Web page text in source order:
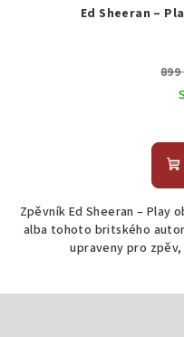
Ed Sheeran –
Zpěvník Ed Sheeran – Play
alba tohoto britského
upraveny pro